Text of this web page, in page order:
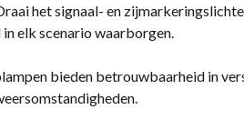
het signaal- en
elk scenario waarborgen.
bieden betrouwbaarheid in